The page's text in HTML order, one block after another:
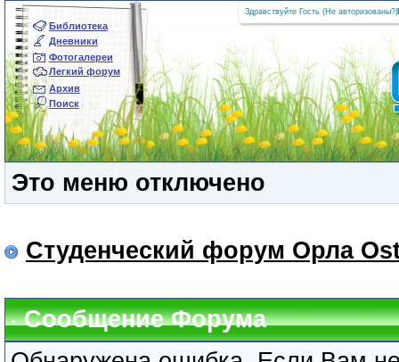
Библиотека
Дневники
Фотогалереи
Легкий форум
Архив
Поиск
Здравствуйте Гость (Не авторизованы?
Это меню отключено
Студенческий форум Орла
Сообщение Форума